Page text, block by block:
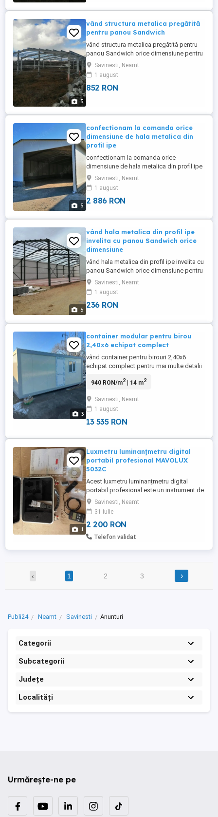
5
vând structura metalica pregătită
pentru panou Sandwich
vând structura metalica pregătită pentru
panou Sandwich orice dimensiune pentru
mai multe detalii
Savinesti, Neamt
1 august
852 RON
5
confectionam la comanda orice
dimensiune de hala metalica din
profil ipe
confectionam la comanda orice
dimensiune de hala metalica din profil ipe
invelita cu panou Sandwich pentru mai
multe detalii
Savinesti, Neamt
1 august
2 886 RON
5
vând hala metalica din profil ipe
invelita cu panou Sandwich orice
dimensiune
vând hala metalica din profil ipe invelita cu
panou Sandwich orice dimensiune pentru
mai multe detalii și informații
Savinesti, Neamt
1 august
236 RON
3
container modular pentru birou
2,40x6 echipat complect
vând container pentru birouri 2,40x6
echipat complect pentru mai multe detalii
940 RON/m2| 14 m2
Savinesti, Neamt
1 august
13 535 RON
1
Luxmetru luminanţmetru digital
portabil profesional MAVOLUX
5032C
Acest luxmetru luminanțmetru digital
portabil profesional este un instrument de
măsurare de înaltă calitate, ideal pentru
utilizarea în domenii precum fotografia,
cinematografia, iluminatul arhitectural și
multe altele. Dispune de o gamă largă de
funcții și opțiuni de configurare, asigurând
Savinesti, Neamt
31 iulie
2 200 RON
Telefon validat
‹ 1 2 3 ›
Publi24 Neamt Savinesti Anunturi
Categorii
Subcategorii
Județe
Localități
Urmărește-ne pe